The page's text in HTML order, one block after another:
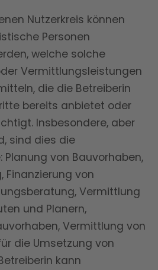
Nutzerkreis können
Personen
welche solche
Vermittlungsleistungen
die die Betreiberin
bereits anbietet oder
Insbesondere, aber
sind dies die
Planung von Bauvorhaben,
Finanzierung von
Vermittlung
und Planern,
Vermittlung von
die Umsetzung von
kann